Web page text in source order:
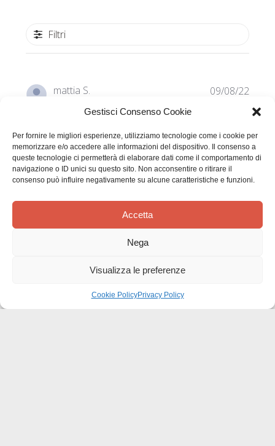
Gestisci Consenso Cookie
Per fornire le migliori esperienze, utilizziamo tecnologie come i cookie per
memorizzare e/o accedere alle informazioni del dispositivo. Il consenso a
queste tecnologie ci permetterà di elaborare dati come il comportamento di
navigazione o ID unici su questo sito. Non acconsentire o ritirare il
consenso può influire negativamente su alcune caratteristiche e funzioni.
Accetta
Nega
Visualizza le preferenze
Cookie PolicyPrivacy Policy
Filtri
mattia S.
divertente molto, tanti spunti, tante
09/08/22